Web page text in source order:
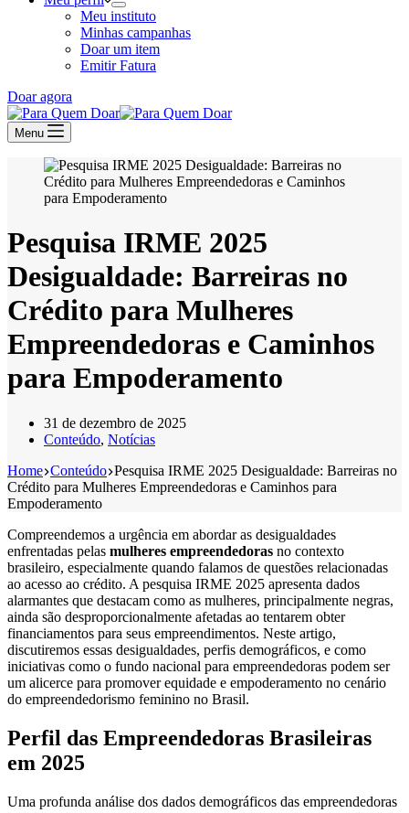
Meu instituto
Minhas campanhas
Doar um item
Emitir Fatura
Doar agora
Menu
Pesquisa IRME 2025
Desigualdade: Barreiras no
Crédito para Mulheres
Empreendedoras e Caminhos
para Empoderamento
31 de dezembro de 2025
Conteúdo, Notícias
Home Conteúdo Pesquisa IRME 2025 Desigualdade: Barreiras no
Crédito para Mulheres Empreendedoras e Caminhos para
Empoderamento
Compreendemos a urgência em abordar as desigualdades
enfrentadas pelas mulheres empreendedoras no contexto
brasileiro, especialmente quando falamos de questões relacionadas
ao acesso ao crédito. A pesquisa IRME 2025 apresenta dados
alarmantes que destacam como as mulheres, principalmente negras,
ainda são desproporcionalmente afetadas ao tentarem obter
financiamentos para seus empreendimentos. Neste artigo,
discutiremos essas desigualdades, perfis demográficos, e como
iniciativas como o fundo nacional para empreendedoras podem ser
um alicerce para promover equidade e empoderamento no cenário
do empreendedorismo feminino no Brasil.
Perfil das Empreendedoras Brasileiras
em 2025
Uma profunda análise dos dados demográficos das empreendedoras